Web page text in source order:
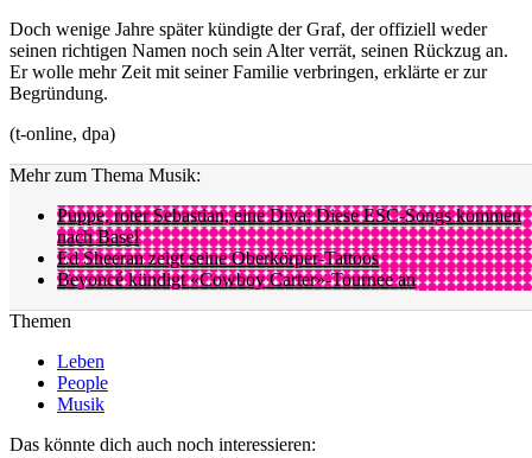
Doch wenige Jahre später kündigte der Graf, der offiziell weder
seinen richtigen Namen noch sein Alter verrät, seinen Rückzug an.
Er wolle mehr Zeit mit seiner Familie verbringen, erklärte er zur
Begründung.
(t-online, dpa)
Mehr zum Thema Musik:
Puppe, roter Sebastian, eine Diva: Diese ESC-Songs kommen
nach Basel
Ed Sheeran zeigt seine Oberkörper-Tattoos
Beyoncé kündigt «Cowboy Carter»-Tournee an
Themen
Leben
People
Musik
Das könnte dich auch noch interessieren: